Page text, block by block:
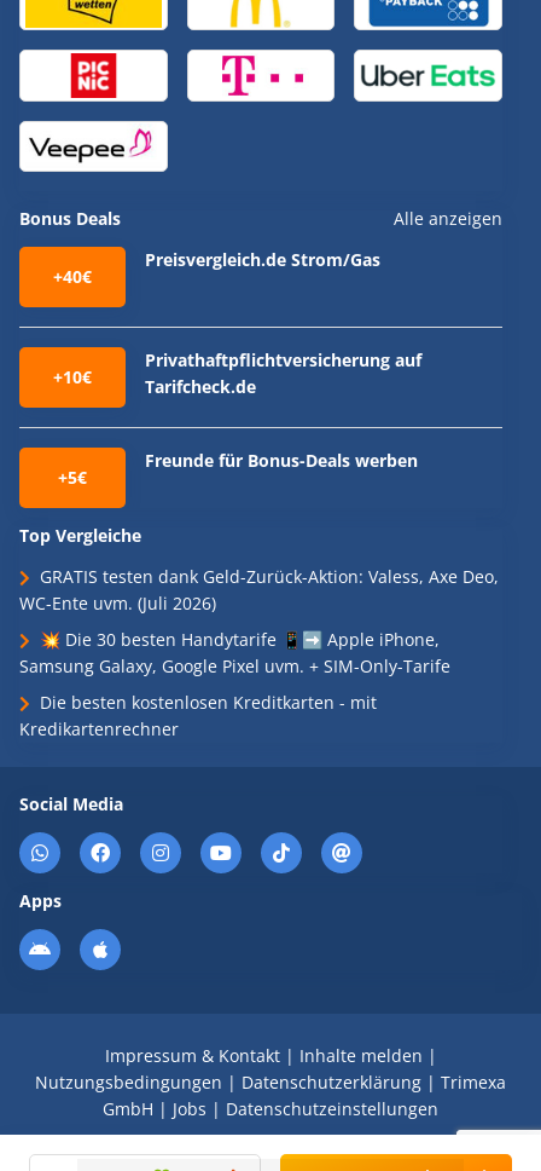
Bonus Deals Alle anzeigen
+40€
Preisvergleich.de Strom/Gas
+10€
Privathaftpflichtversicherung auf
Tarifcheck.de
+5€
Freunde für Bonus-Deals werben
Top Vergleiche
GRATIS testen dank Geld-Zurück-Aktion: Valess, Axe Deo,
WC-Ente uvm. (Juli 2026)
💥 Die 30 besten Handytarife 📱➡️ Apple iPhone,
Samsung Galaxy, Google Pixel uvm. + SIM-Only-Tarife
Die besten kostenlosen Kreditkarten - mit
Kredikartenrechner
Social Media
Apps
Impressum & Kontakt| Inhalte melden |
Nutzungsbedingungen | Datenschutzerklärung | Trimexa
GmbH | Jobs | Datenschutzeinstellungen
© 2008 - 2026 Schnäppchen Blog mit Doktortitel -